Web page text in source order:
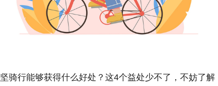
坚骑行能够获得什么好处？这4个益处少不了，不妨了解